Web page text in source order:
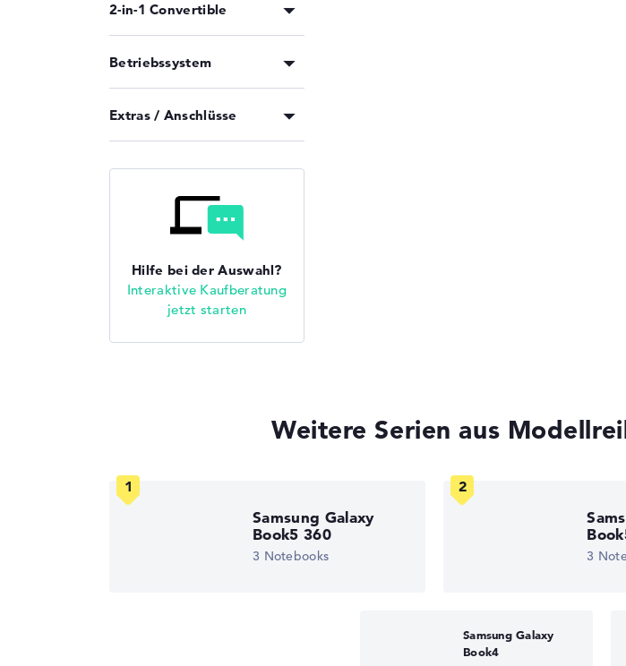
2-in-1 Convertible
Betriebssystem
Extras / Anschlüsse
Hilfe bei der Auswahl?
Interaktive Kaufberatung
jetzt starten
Weitere Serien aus
Samsung Galaxy
Book5 360
3 Notebooks 3
Samsung Galaxy
Book4